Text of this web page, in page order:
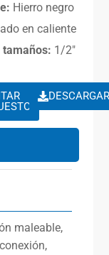
Hierro negro
en caliente
tamaños: 1/2″
maleable,